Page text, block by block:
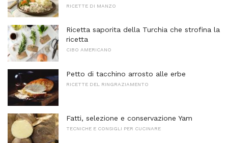
RICETTE DI MANZO
Ricetta saporita della Turchia che strofina la
ricetta
CIBO AMERICANO
Petto di tacchino arrosto alle erbe
RICETTE DEL RINGRAZIAMENTO
Fatti, selezione e conservazione Yam
TECNICHE E CONSIGLI PER CUCINARE